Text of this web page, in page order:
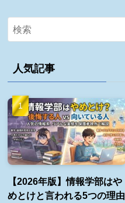
人気記事
【2026年版】情報学部はや
めとけと言われる5つの理由